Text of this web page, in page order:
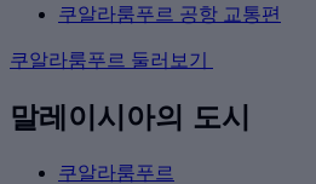
쿠알라룸푸르 공항 교통편
쿠알라룸푸르 둘러보기
말레이시아의 도시
쿠알라룸푸르